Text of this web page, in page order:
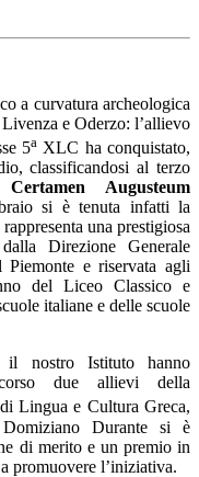
a curvatura archeologica
e Oderzo: l’allievo
5aXLC ha conquistato,
classificandosi al terzo
Certamen Augusteum
si è tenuta infatti la
rappresenta una prestigiosa
Direzione Generale
e riservata agli
del Liceo Classico e
italiane e delle scuole
il nostro Istituto hanno
due allievi della
Lingua e Cultura Greca,
Durante si è
di merito e un premio in
promuovere l’iniziativa.